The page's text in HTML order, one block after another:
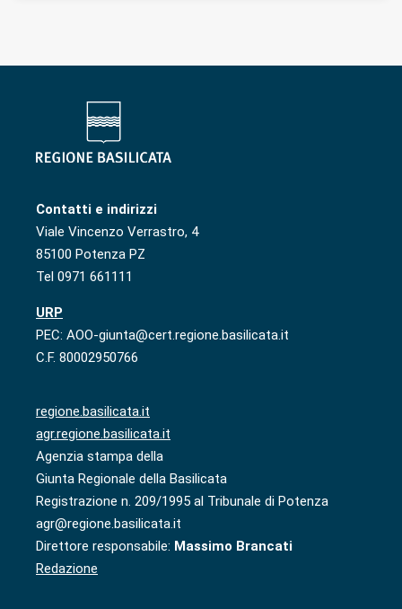
Contatti e indirizzi
Viale Vincenzo Verrastro, 4
85100 Potenza PZ
Tel 0971 661111
URP
PEC: AOO-giunta@cert.regione.basilicata.it
C.F. 80002950766
regione.basilicata.it
agr.regione.basilicata.it
Agenzia stampa della
Giunta Regionale della Basilicata
Registrazione n. 209/1995 al Tribunale di Potenza
agr@regione.basilicata.it
Direttore responsabile: Massimo Brancati
Redazione